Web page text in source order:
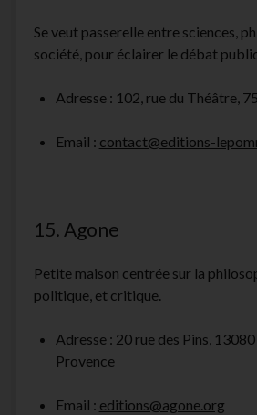
Se veut passerelle entre sciences,
société, pour éclairer le débat
Adresse : 102, rue du Théâtre,
Email : contact@editions-
15. Agone
Petite maison centrée sur la
politique, et critique.
Adresse : 20 rue des Pins,
Provence
Email : editions@agone.org